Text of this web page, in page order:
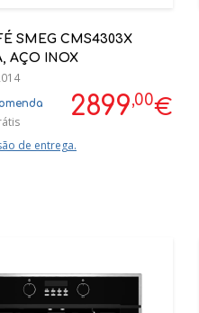
SMEG CMS4303X
AÇO INOX
2899,00€
de entrega.